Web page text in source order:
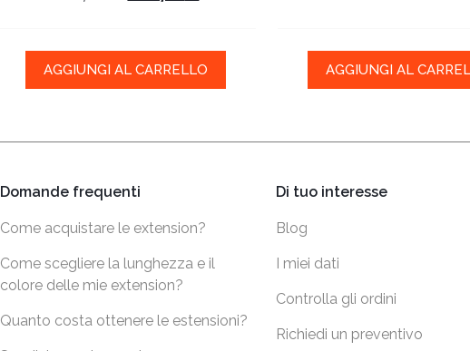
AGGIUNGI AL CARRELLO AGGIUNGI AL
Domande frequenti
Come acquistare le extension?
Come scegliere la lunghezza e il
colore delle mie extension?
Quanto costa ottenere le estensioni?
Di tuo interesse
Blog
I miei dati
Controlla gli ordini
Richiedi un preventivo